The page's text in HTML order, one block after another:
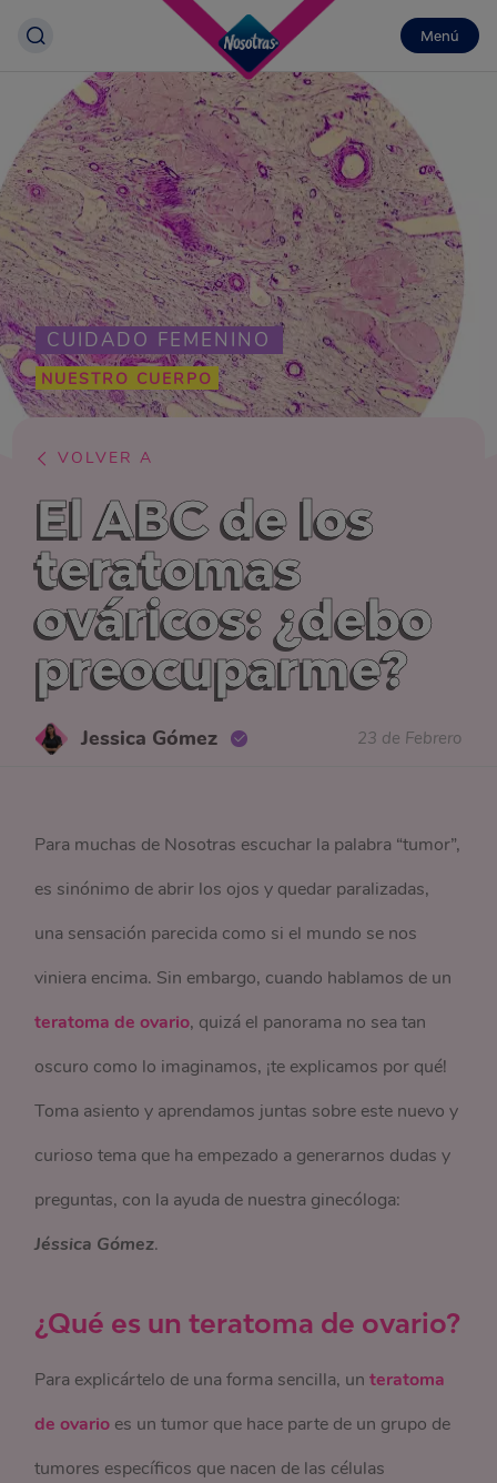
Menú
CUIDADO FEMENINO
NUESTRO CUERPO
VOLVER A
El ABC de los
teratomas
ováricos: ¿debo
preocuparme?
Jessica Gómez 23 de Febrero
Para muchas de Nosotras escuchar la palabra “tumor”,
es sinónimo de abrir los ojos y quedar paralizadas,
una sensación parecida como si el mundo se nos
viniera encima. Sin embargo, cuando hablamos de un
teratoma de ovario, quizá el panorama no sea tan
oscuro como lo imaginamos, ¡te explicamos por qué!
Toma asiento y aprendamos juntas sobre este nuevo y
curioso tema que ha empezado a generarnos dudas y
preguntas, con la ayuda de nuestra ginecóloga:
Jéssica Gómez.
¿Qué es un teratoma de ovario?
Para explicártelo de una forma sencilla, unteratoma
de ovario es un tumor que hace parte de un grupo de
tumores específicos que nacen de las células